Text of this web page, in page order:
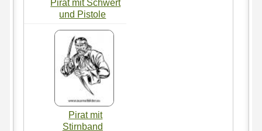
Pirat mit Schwert
und Pistole
Pirat mit
Stirnband